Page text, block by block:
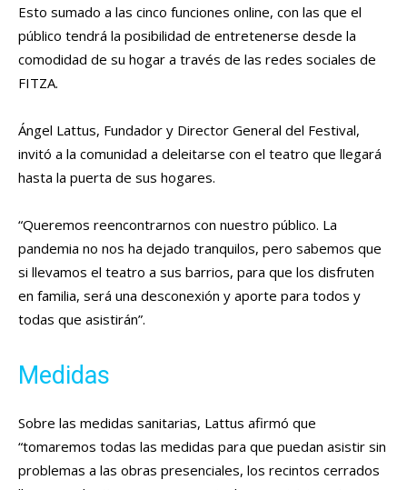
Esto sumado a las cinco funciones online, con las que el
público tendrá la posibilidad de entretenerse desde la
comodidad de su hogar a través de las redes sociales de
FITZA.
Ángel Lattus, Fundador y Director General del Festival,
invitó a la comunidad a deleitarse con el teatro que llegará
hasta la puerta de sus hogares.
“Queremos reencontrarnos con nuestro público. La
pandemia no nos ha dejado tranquilos, pero sabemos que
si llevamos el teatro a sus barrios, para que los disfruten
en familia, será una desconexión y aporte para todos y
todas que asistirán”.
Medidas
Sobre las medidas sanitarias, Lattus afirmó que
“tomaremos todas las medidas para que puedan asistir sin
problemas a las obras presenciales, los recintos cerrados